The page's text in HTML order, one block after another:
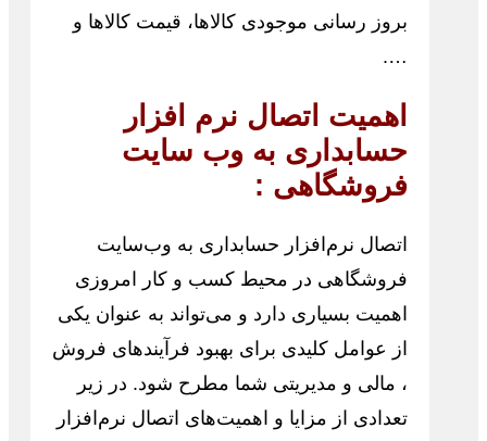
بروز رسانی موجودی کالاها، قیمت کالاها و
….
اهمیت اتصال نرم افزار
حسابداری به وب سایت
فروشگاهی :
اتصال نرم‌افزار حسابداری به وب‌سایت
فروشگاهی در محیط کسب و کار امروزی
اهمیت بسیاری دارد و می‌تواند به عنوان یکی
از عوامل کلیدی برای بهبود فرآیندهای فروش
، مالی و مدیریتی شما مطرح شود. در زیر
تعدادی از مزایا و اهمیت‌های اتصال نرم‌افزار